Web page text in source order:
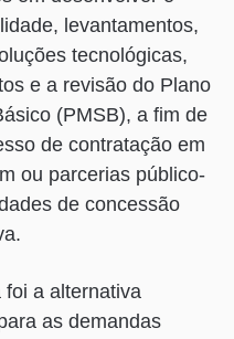
levantamentos,
tecnológicas,
e a revisão do Plano
(PMSB), a fim de
de contratação em
ou parcerias público-
de concessão
foi a alternativa
as demandas